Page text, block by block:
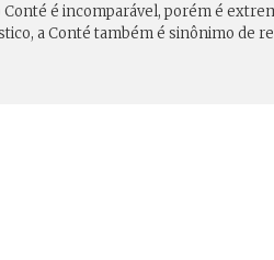
é incomparável, porém é
a Conté também é sinônimo de